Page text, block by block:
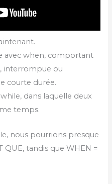
avec when, comportant
interrompue ou
courte durée.
dans laquelle deux
temps.
nous pourrions presque
QUE, tandis que WHEN =